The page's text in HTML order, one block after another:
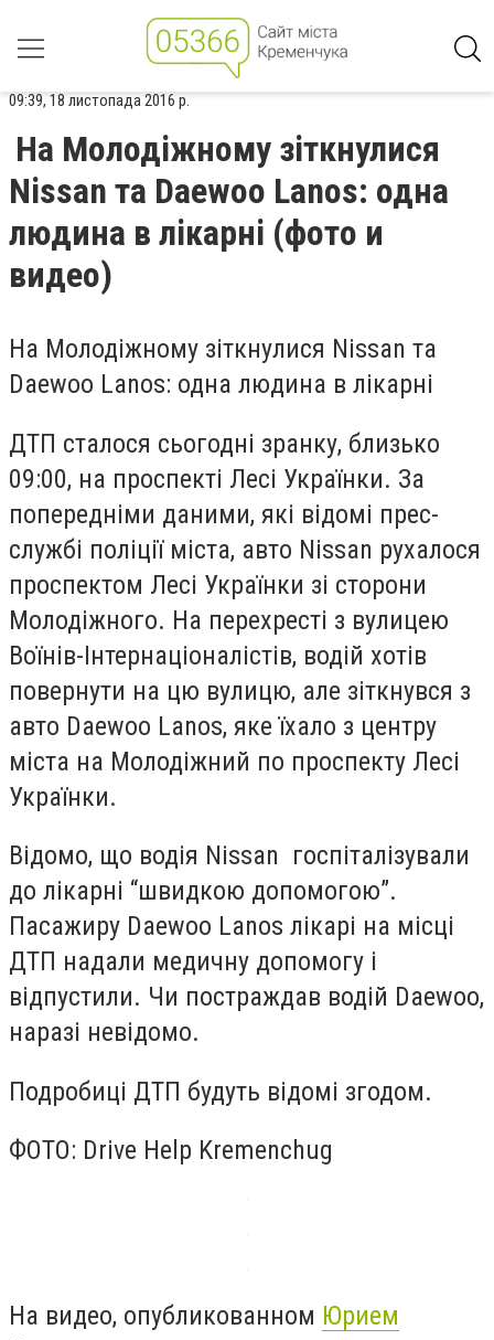
09:39, 18 листопада 2016 р.
На Молодіжному зіткнулися
Nissan та Daewoo Lanos: одна
людина в лікарні (фото и
видео)
На Молодіжному зіткнулися Nissan та
Daewoo Lanos: одна людина в лікарні
ДТП сталося сьогодні зранку, близько
09:00, на проспекті Лесі Українки. За
попередніми даними, які відомі прес-
службі поліції міста, авто Nissan рухалося
проспектом Лесі Українки зі сторони
Молодіжного. На перехресті з вулицею
Воїнів-Інтернаціоналістів, водій хотів
повернути на цю вулицю, але зіткнувся з
авто Daewoo Lanos, яке їхало з центру
міста на Молодіжний по проспекту Лесі
Українки.
Відомо, що водія Nissan госпіталізували
до лікарні “швидкою допомогою”.
Пасажиру Daewoo Lanos лікарі на місці
ДТП надали медичну допомогу і
відпустили. Чи постраждав водій Daewoo,
наразі невідомо.
Подробиці ДТП будуть відомі згодом.
ФОТО: Drive Help Kremenchug
На видео, опубликованном Юрием